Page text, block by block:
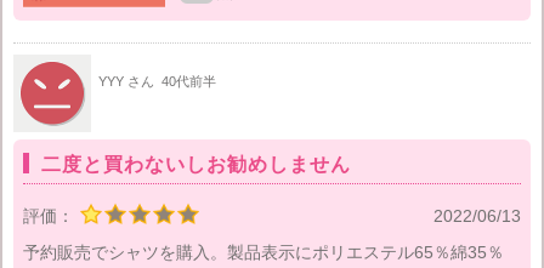
YYY さん 40代前半
二度と買わないしお勧めしません
評価：
2022/06/13
予約販売でシャツを購入。製品表示にポリエステル65％綿35％